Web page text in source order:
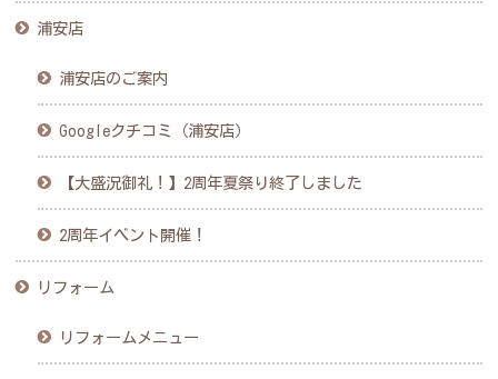
浦安店
浦安店のご案内
Googleクチコミ（浦安店）
【大盛況御礼！】2周年夏祭り終了しました
2周年イベント開催！
リフォーム
リフォームメニュー